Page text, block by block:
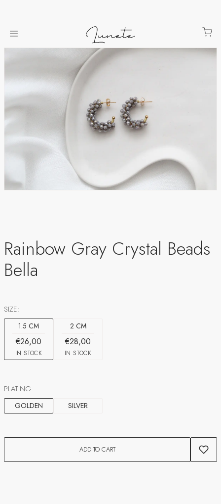
Rainbow Gray Crystal Beads
Bella
SIZE:
1.5 CM
€26,00
IN STOCK
2 CM
€28,00
IN STOCK
PLATING:
GOLDEN
SILVER
ADD TO CART